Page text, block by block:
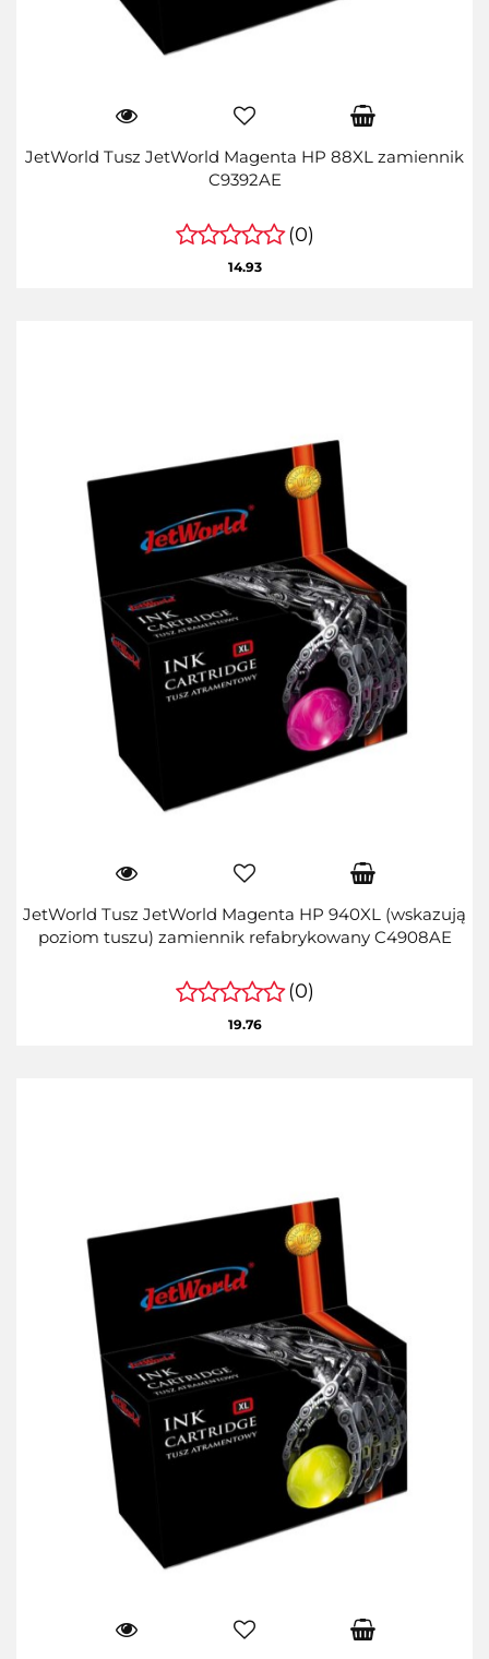
JetWorld Tusz JetWorld Magenta HP 88XL zamiennik
C9392AE
(0)
14.93
JetWorld Tusz JetWorld Magenta HP 940XL (wskazują
poziom tuszu) zamiennik refabrykowany C4908AE
(0)
19.76